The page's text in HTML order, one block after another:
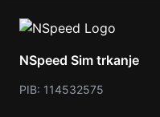
NSpeed Sim trkanje
PIB: 114532575